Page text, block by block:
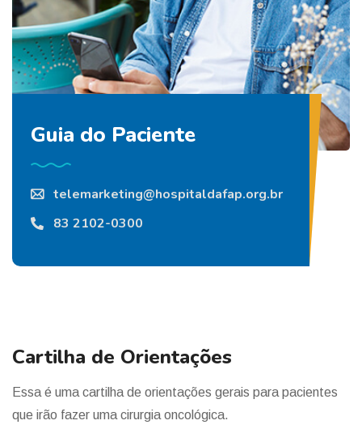
Guia do Paciente
telemarketing@hospitaldafap.org.br
83 2102-0300
Cartilha de Orientações
Essa é uma cartilha de orientações gerais para pacientes
que irão fazer uma cirurgia oncológica.